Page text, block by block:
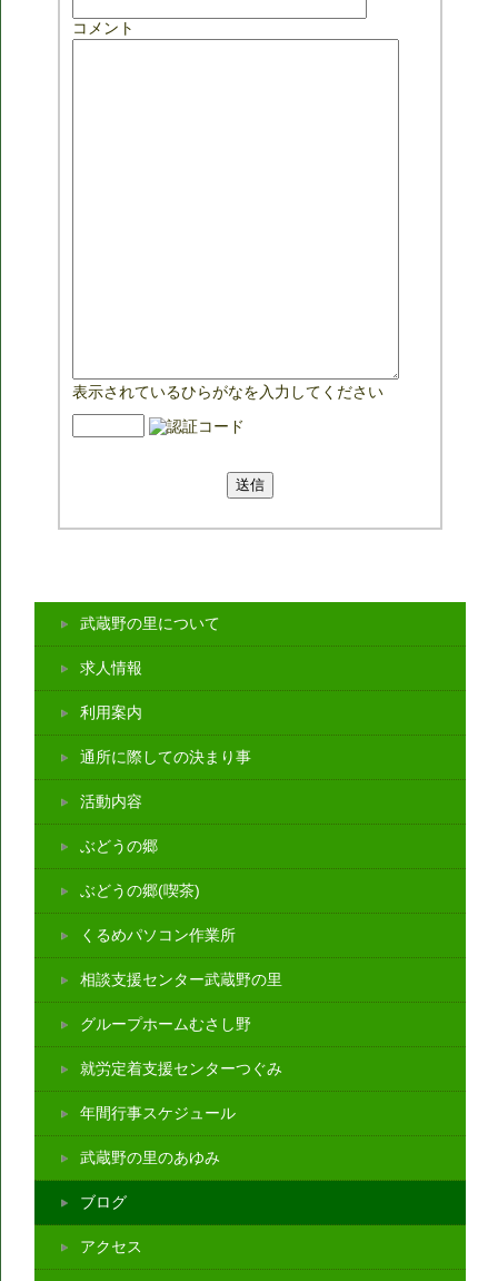
コメント
表示されているひらがなを入力してください
武蔵野の里について
求人情報
利用案内
通所に際しての決まり事
活動内容
ぶどうの郷
ぶどうの郷(喫茶)
くるめパソコン作業所
相談支援センター武蔵野の里
グループホームむさし野
就労定着支援センターつぐみ
年間行事スケジュール
武蔵野の里のあゆみ
ブログ
アクセス